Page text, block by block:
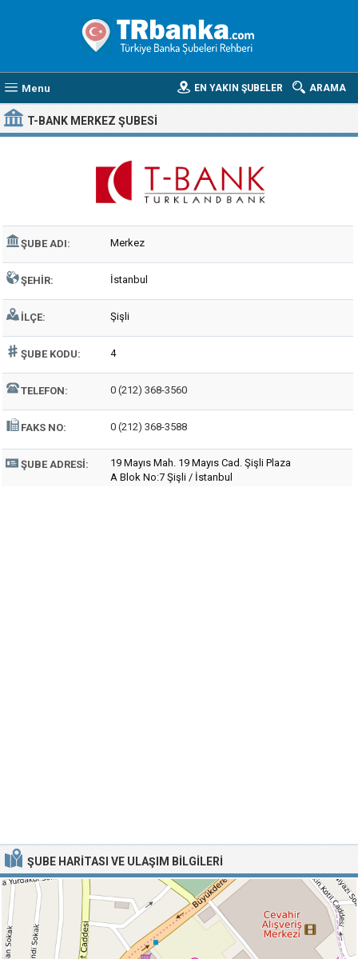
Menu ARAMA
EN YAKIN ŞUBELER
T-BANK MERKEZ ŞUBESI
ŞUBE ADI: Merkez
ŞEHIR: İstanbul
İLÇE: Şişli
ŞUBE KODU: 4
TELEFON: 0 (212) 368-3560
FAKS NO: 0 (212) 368-3588
ŞUBE ADRESI:
19 Mayıs Mah. 19 Mayıs Cad. Şişli Plaza
A Blok No:7 Şişli / İstanbul
ŞUBE HARITASI VE ULAŞIM BILGILERI